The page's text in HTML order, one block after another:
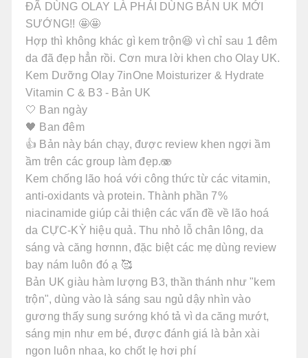
ĐÃ DÙNG OLAY LÀ PHẢI DÙNG BẢN UK MỚI
SƯỚNG!! 🤩🤩
Hợp thì không khác gì kem trộn😆 vì chỉ sau 1 đêm
da đã đẹp hẳn rồi. Cơn mưa lời khen cho Olay UK.
Kem Dưỡng Olay 7inOne Moisturizer & Hydrate
Vitamin C & B3 - Bản UK
🤍 Ban ngày
🖤 Ban đêm
👍 Bản này bán chạy, được review khen ngợi ầm
ầm trên các group làm đẹp.🫨
Kem chống lão hoá với công thức từ các vitamin,
anti-oxidants và protein. Thành phần 7%
niacinamide giúp cải thiện các vấn đề về lão hoá
da CỰC-KỲ hiệu quả. Thu nhỏ lỗ chân lông, da
sáng và căng hơnnn, đặc biệt các mẹ dùng review
bay nám luôn đó ạ 🥰
Bản UK giàu hàm lượng B3, thần thánh như "kem
trộn", dùng vào là sáng sau ngủ dậy nhìn vào
gương thấy sung sướng khó tả vì da căng mướt,
sáng mịn như em bé, được đánh giá là bản xài
ngon luôn nhaa, ko chốt lẹ hơi phí